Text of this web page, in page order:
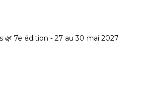
🌿 7e édition - 27 au 30 mai 2027